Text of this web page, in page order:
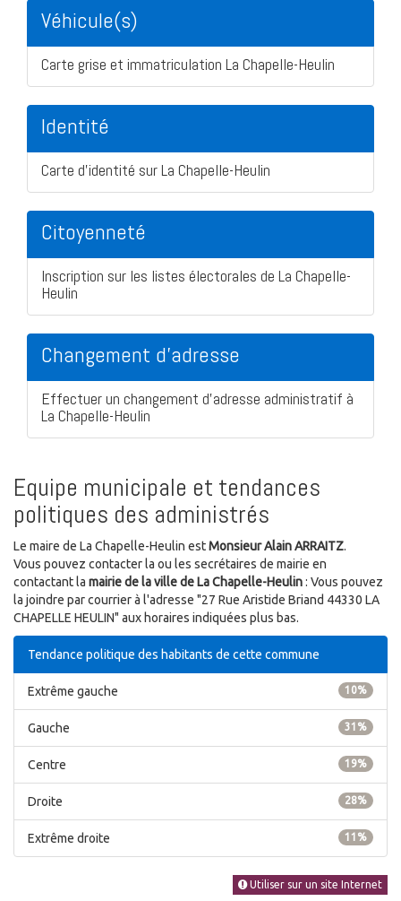
Véhicule(s)
Carte grise et immatriculation La Chapelle-Heulin
Identité
Carte d'identité sur La Chapelle-Heulin
Citoyenneté
Inscription sur les listes électorales de La Chapelle-
Heulin
Changement d'adresse
Effectuer un changement d'adresse administratif à
La Chapelle-Heulin
Equipe municipale et tendances
politiques des administrés
Le maire de La Chapelle-Heulin estMonsieur Alain ARRAITZ.
Vous pouvez contacter la ou les secrétaires de mairie en
contactant la mairie de la ville de La Chapelle-Heulin: Vous pouvez
la joindre par courrier à l'adresse "27 Rue Aristide Briand 44330 LA
CHAPELLE HEULIN" aux horaires indiquées plus bas.
Tendance politique des habitants de cette commune
10%
Extrême gauche
31%
Gauche
19%
Centre
28%
Droite
11%
Extrême droite
Utiliser sur un site Internet